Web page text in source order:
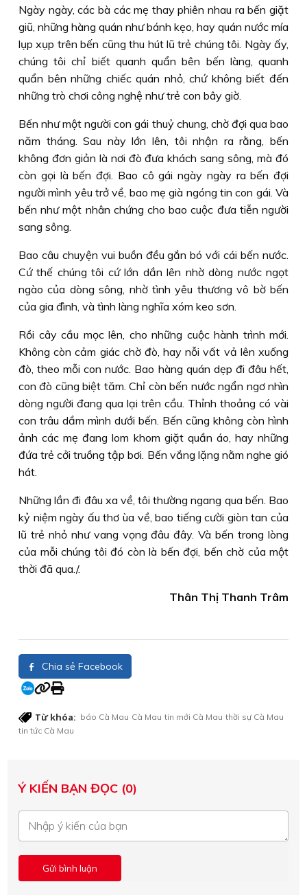
Ngày ngày, các bà các mẹ thay phiên nhau ra bến giặt
giũ, những hàng quán như bánh kẹo, hay quán nước mía
lụp xụp trên bến cũng thu hút lũ trẻ chúng tôi. Ngày ấy,
chúng tôi chỉ biết quanh quẩn bên bến làng, quanh
quẩn bên những chiếc quán nhỏ, chứ không biết đến
những trò chơi công nghệ như trẻ con bây giờ.
Bến như một người con gái thuỷ chung, chờ đợi qua bao
năm tháng. Sau này lớn lên, tôi nhận ra rằng, bến
không đơn giản là nơi đò đưa khách sang sông, mà đó
còn gọi là bến đợi. Bao cô gái ngày ngày ra bến đợi
người mình yêu trở về, bao mẹ già ngóng tin con gái. Và
bến như một nhân chứng cho bao cuộc đưa tiễn người
sang sông.
Bao câu chuyện vui buồn đều gắn bó với cái bến nước.
Cứ thế chúng tôi cứ lớn dần lên nhờ dòng nước ngọt
ngào của dòng sông, nhờ tình yêu thương vô bờ bến
của gia đình, và tình làng nghĩa xóm keo sơn.
Rồi cây cầu mọc lên, cho những cuộc hành trình mới.
Không còn cảm giác chờ đò, hay nỗi vất vả lên xuống
đò, theo mỗi con nước. Bao hàng quán dẹp đi đâu hết,
con đò cũng biệt tăm. Chỉ còn bến nước ngẩn ngơ nhìn
dòng người đang qua lại trên cầu. Thỉnh thoảng có vài
con trâu dầm mình dưới bến. Bến cũng không còn hình
ảnh các mẹ đang lom khom giặt quần áo, hay những
đứa trẻ cởi truồng tập bơi. Bến vắng lặng nằm nghe gió
hát.
Những lần đi đâu xa về, tôi thường ngang qua bến. Bao
kỷ niệm ngày ấu thơ ùa về, bao tiếng cười giòn tan của
lũ trẻ nhỏ như vang vọng đâu đây. Và bến trong lòng
của mỗi chúng tôi đó còn là bến đợi, bến chờ của một
thời đã qua./.
Thân Thị Thanh Trâm
Chia sẻ Facebook
Từ khóa: báo Cà Mau Cà Mau tin mới Cà Mau thời sự Cà Mau
tin tức Cà Mau
Ý KIẾN BẠN ĐỌC (0)